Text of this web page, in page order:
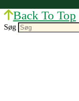
Back To Top
Søg